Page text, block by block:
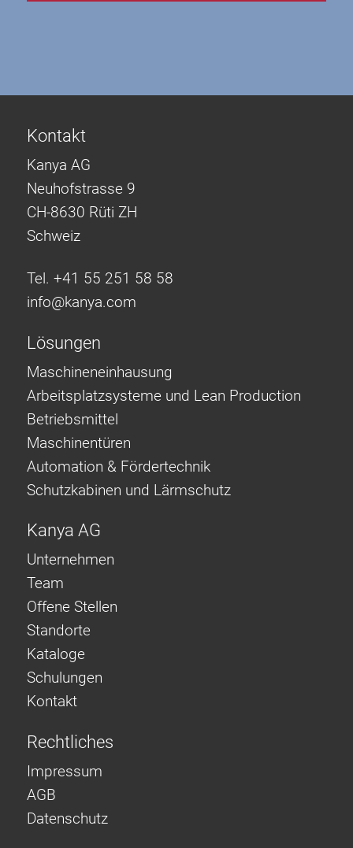
Kontakt
Kanya AG
Neuhofstrasse 9
CH-8630 Rüti ZH
Schweiz
Tel. +41 55 251 58 58
info@kanya.com
Lösungen
Maschineneinhausung
Arbeitsplatzsysteme und Lean Production
Betriebsmittel
Maschinentüren
Automation & Fördertechnik
Schutzkabinen und Lärmschutz
Kanya AG
Unternehmen
Team
Offene Stellen
Standorte
Kataloge
Schulungen
Kontakt
Rechtliches
Impressum
AGB
Datenschutz